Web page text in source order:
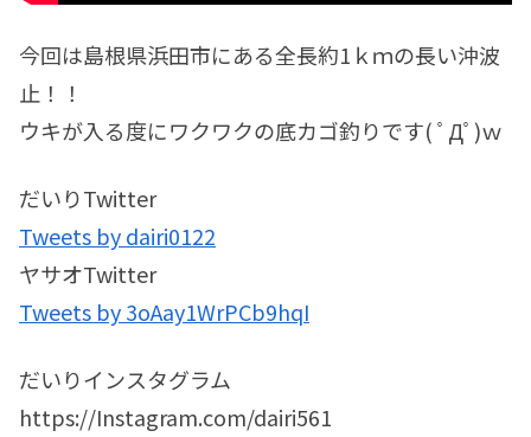
今回は島根県浜田市にある全長約1ｋｍの長い沖波
止！！
ウキが入る度にワクワクの底カゴ釣りです( ﾟДﾟ)ｗ
だいりTwitter
Tweets by dairi0122
ヤサオTwitter
Tweets by 3oAay1WrPCb9hqI
だいりインスタグラム
https://Instagram.com/dairi561